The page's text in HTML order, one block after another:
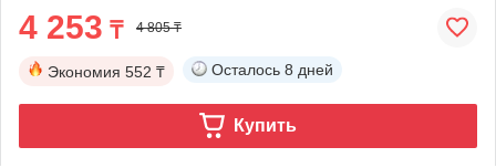
4 253 ₸ 4 805 ₸
Экономия 552 ₸ Осталось 8 дней
Купить